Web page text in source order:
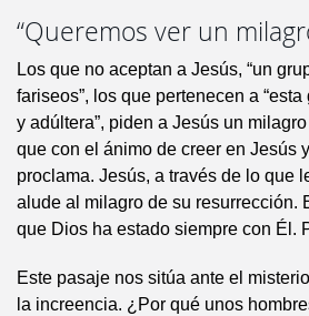
“Queremos ver un
Los que no aceptan a Jesús, “un
fariseos”, los que pertenecen a
y adúltera”, piden a Jesús un
que con el ánimo de creer en Jesús
proclama. Jesús, a través de lo que
alude al milagro de su resurrección.
que Dios ha estado siempre con Él.
Este pasaje nos sitúa ante el
la increencia. ¿Por qué unos